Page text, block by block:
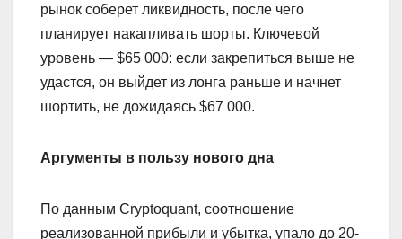
рынок соберет ликвидность, после чего
планирует накапливать шорты. Ключевой
уровень — $65 000: если закрепиться выше не
удастся, он выйдет из лонга раньше и начнет
шортить, не дожидаясь $67 000.
Аргументы в пользу нового дна
По данным Cryptoquant, соотношение
реализованной прибыли и убытка, упало до 20-